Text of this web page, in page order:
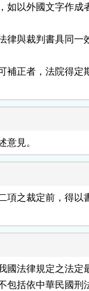
如以外國文字作成
律與裁判書具同一
補正者，法院得定
意見。
項之裁定前，得以
國法律規定之法定
包括依中華民國刑